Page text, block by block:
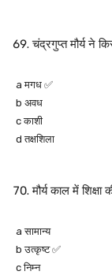
चंद्रगुप्त मौर्य ने
a मगध ✅
b अवध
c काशी
d तक्षशिला
मौर्य काल में
a सामान्य
b उत्कृष्ट ✅
c निम्न